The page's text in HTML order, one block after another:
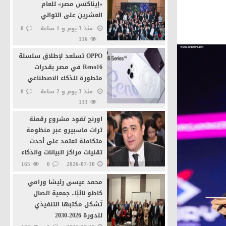
بالقاهرة
«إيناكتس مصر» للعام
العشرين على التوالي
منذ 3 يوم و 1 ساعة
0
116
OPPO تستعد لإطلاق سلسلة
Reno16 في مصر بقدرات
متطورة للذكاء الاصطناعي
منذ 3 يوم و 2 ساعة
0
133
اورنچ تقود مشروع رقمنة
تراث ماسبيرو عبر منظومة
متكاملة تعتمد على أحدث
تقنيات مراكز البيانات والذكاء
الاصطناعى
2026-07-30
0
165
محمد عيسى رئيسًا ورامي
كاطو نائبًا.. جمعية اتصال
تُشكل مكتبها التنفيذي
للدورة 2026-2030